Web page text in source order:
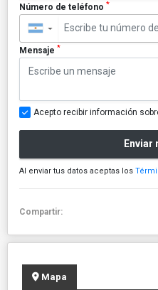
Número de teléfono *
▼
Mensaje *
Acepto recibir información
Enviar
Al enviar tus datos aceptas los
Compartir:
Mapa